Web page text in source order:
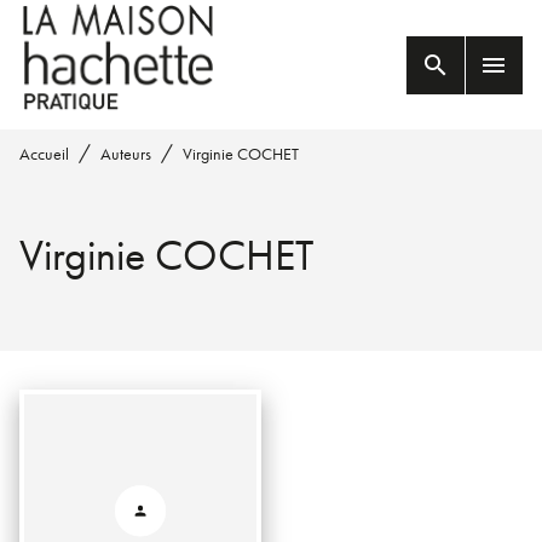
MENU RECHERCHE
PIED DE PAGE
search menu
Accueil / Auteurs / Virginie COCHET
Virginie COCHET